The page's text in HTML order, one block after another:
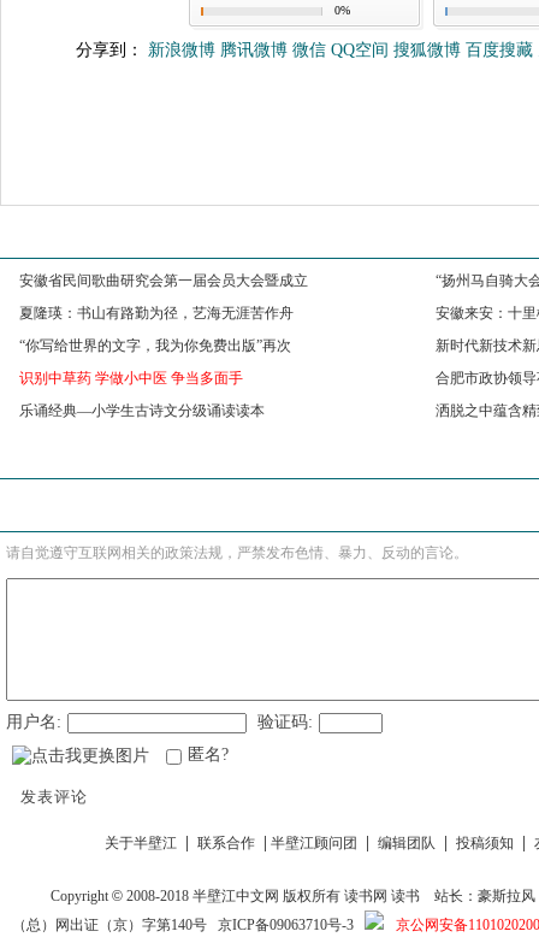
0%
分享到： 新浪微博 腾讯微博 微信 QQ空间 搜狐微博 百度搜藏
安徽省民间歌曲研究会第一届会员大会暨成立
“扬州马自骑大
夏隆瑛：书山有路勤为径，艺海无涯苦作舟
安徽来安：十
“你写给世界的文字，我为你免费出版”再次
新时代新技术
识别中草药 学做小中医 争当多面手
合肥市政协领
乐诵经典—小学生古诗文分级诵读读本
洒脱之中蕴含
请自觉遵守互联网相关的政策法规，严禁发布色情、暴力、反动的言论。
用户名:
验证码:
匿名?
发表评论
关于半壁江 联系合作 半壁江顾问团 编辑团队 投稿须知
Copyright © 2008-2018半壁江中文网 版权所有读书网 读书
站长：豪斯拉风
（总）网出证（京）字第140号 京ICP备09063710号-3
京公网安备